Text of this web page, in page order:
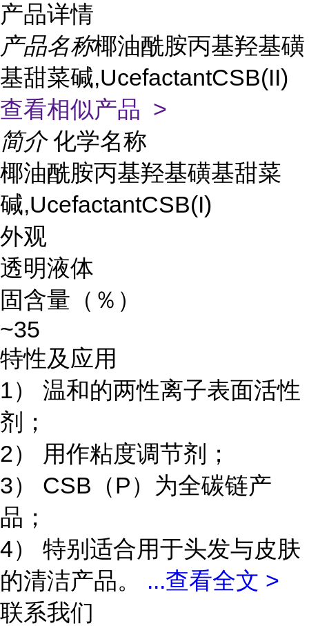
产品详情
产品名称椰油酰胺丙基羟基磺
基甜菜碱,UcefactantCSB(II)
查看相似产品 >
简介 化学名称
椰油酰胺丙基羟基磺基甜菜
碱,UcefactantCSB(I)
外观
透明液体
固含量（％）
~35
特性及应用
1） 温和的两性离子表面活性
剂；
2） 用作粘度调节剂；
3） CSB（P）为全碳链产
品；
4） 特别适合用于头发与皮肤
的清洁产品。 ...查看全文 >
联系我们